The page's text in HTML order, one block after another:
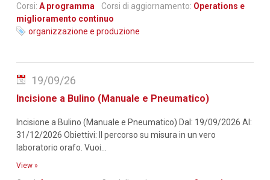
Corsi: A programma Corsi di aggiornamento: Operations e
miglioramento continuo
organizzazione e produzione
Incisione a Bulino (Manuale e Pneumatico)
Incisione a Bulino (Manuale e Pneumatico) Dal: 19/09/2026 Al:
31/12/2026 Obiettivi: Il percorso su misura in un vero
laboratorio orafo. Vuoi...
View »
19/09/26